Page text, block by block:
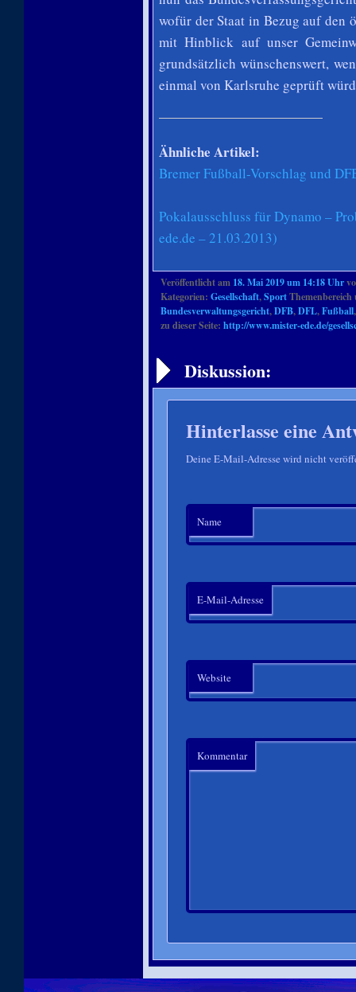
wofür der Staat in Bezug auf den
mit Hinblick auf unser
grundsätzlich wünschenswert,
einmal von Karlsruhe geprüft
Ähnliche Artikel:
Bremer Fußball-Vorschlag und
Pokalausschluss für Dynamo –
ede.de – 21.03.2013)
Veröffentlicht am 18. Mai 2019 um 14:18 Uhr
Kategorien: Gesellschaft,Sport
Bundesverwaltungsgericht,DFB,DFL,Fußball
zu dieser Seite: http://www.mister-ede.de/
Diskussion:
Hinterlasse eine
Deine E-Mail-Adresse wird nicht
Name
E-Mail-Adresse
Website
Kommentar